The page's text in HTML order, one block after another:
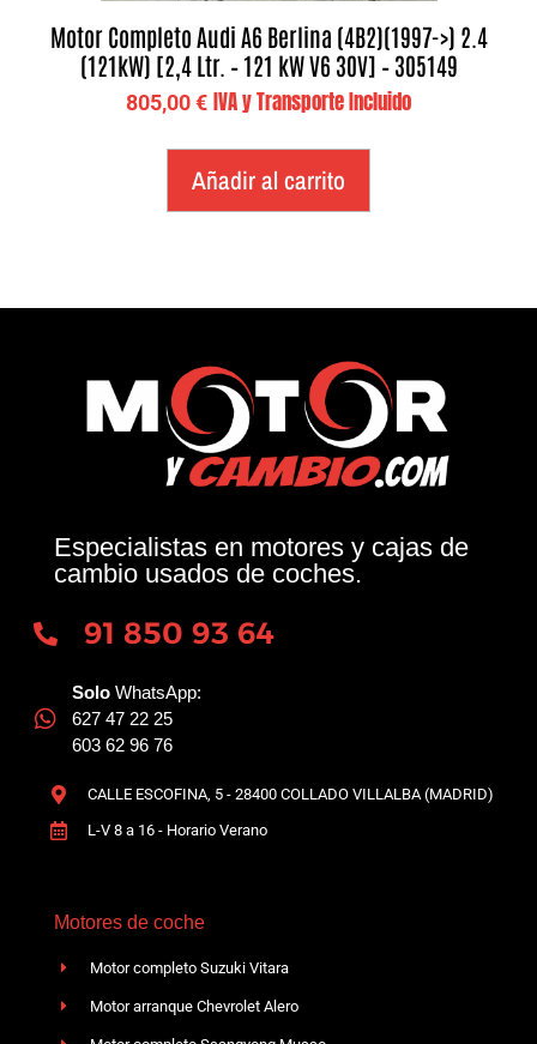
Motor Completo Audi A6 Berlina (4B2)(1997->) 2.4
(121kW) [2,4 Ltr. – 121 kW V6 30V] – 305149
805,00€ IVA y Transporte Incluido
Añadir al carrito
Especialistas en motores y cajas de
cambio usados de coches.
91 850 93 64
Solo WhatsApp:
627 47 22 25
603 62 96 76
CALLE ESCOFINA, 5 - 28400 COLLADO VILLALBA (MADRID)
L-V 8 a 16 - Horario Verano
Motores de coche
Motor completo Suzuki Vitara
Motor arranque Chevrolet Alero